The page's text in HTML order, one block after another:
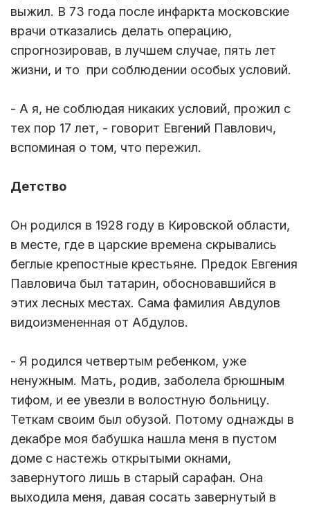
выжил. В 73 года после инфаркта московские
врачи отказались делать операцию,
спрогнозировав, в лучшем случае, пять лет
жизни, и то при соблюдении особых условий.
- А я, не соблюдая никаких условий, прожил с
тех пор 17 лет, - говорит Евгений Павлович,
вспоминая о том, что пережил.
Детство
Он родился в 1928 году в Кировской области,
в месте, где в царские времена скрывались
беглые крепостные крестьяне. Предок Евгения
Павловича был татарин, обосновавшийся в
этих лесных местах. Сама фамилия Авдулов
видоизмененная от Абдулов.
- Я родился четвертым ребенком, уже
ненужным. Мать, родив, заболела брюшным
тифом, и ее увезли в волостную больницу.
Теткам своим был обузой. Потому однажды в
декабре моя бабушка нашла меня в пустом
доме с настежь открытыми окнами,
завернутого лишь в старый сарафан. Она
выходила меня, давая сосать завернутый в